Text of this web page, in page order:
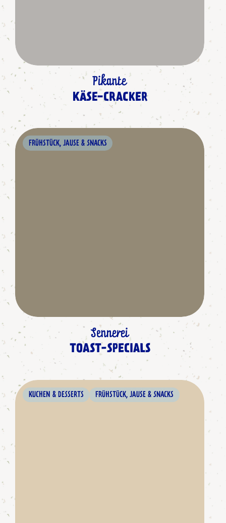
Pikante
KÄSE-CRACKER
FRÜHSTÜCK, JAUSE & SNACKS
Sennerei
TOAST-SPECIALS
KUCHEN & DESSERTS FRÜHSTÜCK, JAUSE & SNACKS